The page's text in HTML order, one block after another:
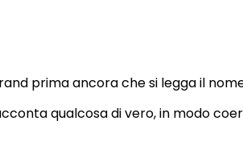
prima ancora che si legga il
qualcosa di vero, in modo